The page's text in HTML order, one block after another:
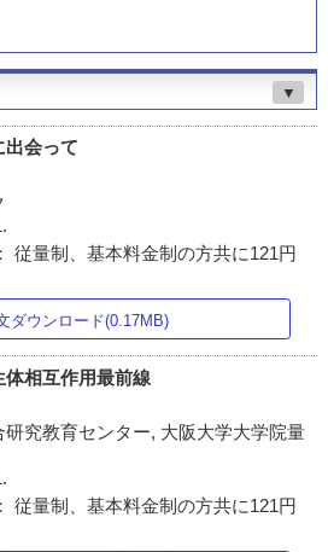
▼
出会って
従量制、基本料金制の方共に121円
ダウンロード(0.17MB)
体相互作用最前線
究教育センター, 大阪大学大学院量
従量制、基本料金制の方共に121円